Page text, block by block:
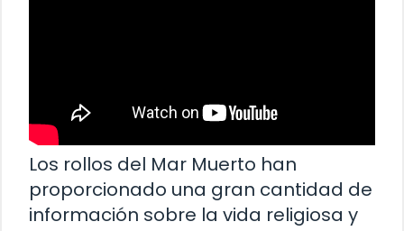
Los rollos del Mar Muerto han
proporcionado una gran cantidad de
información sobre la vida religiosa y